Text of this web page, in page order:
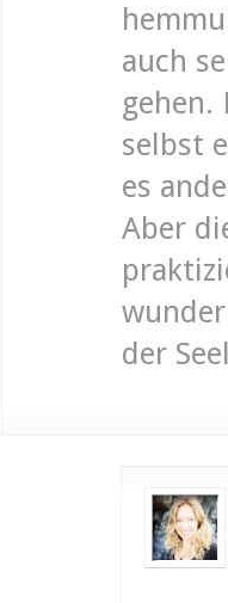
auch
gehen.
selbst
es
Aber
der